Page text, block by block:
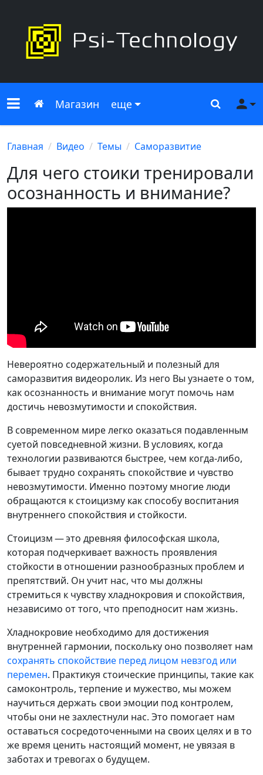
Меню сайта
Главная
Магазин еще Поиск
Главная Видео Темы Саморазвитие
Для чего стоики тренировали
осознанность и внимание?
Невероятно содержательный и полезный для
саморазвития видеоролик. Из него Вы узнаете о том,
как осознанность и внимание могут помочь нам
достичь невозмутимости и спокойствия.
В современном мире легко оказаться подавленным
суетой повседневной жизни. В условиях, когда
технологии развиваются быстрее, чем когда-либо,
бывает трудно сохранять спокойствие и чувство
невозмутимости. Именно поэтому многие люди
обращаются к стоицизму как способу воспитания
внутреннего спокойствия и стойкости.
Стоицизм — это древняя философская школа,
которая подчеркивает важность проявления
стойкости в отношении разнообразных проблем и
препятствий. Он учит нас, что мы должны
стремиться к чувству хладнокровия и спокойствия,
независимо от того, что преподносит нам жизнь.
Хладнокровие необходимо для достижения
внутренней гармонии, поскольку оно позволяет нам
сохранять спокойствие перед лицом невзгод или
перемен. Практикуя стоические принципы, такие как
самоконтроль, терпение и мужество, мы можем
научиться держать свои эмоции под контролем,
чтобы они не захлестнули нас. Это помогает нам
оставаться сосредоточенными на своих целях и в то
же время ценить настоящий момент, не увязая в
заботах и тревогах о будущем.